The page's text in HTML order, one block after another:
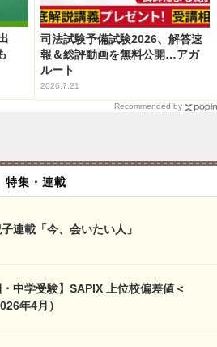
司法試験予備試験2026、解答速
報＆総評動画を無料公開…アガ
ルート
2026.7.21
Recommended by
特集・連載
連載「今、会いたい人」
中学受験】SAPIX 上位校偏差値＜
年4月）